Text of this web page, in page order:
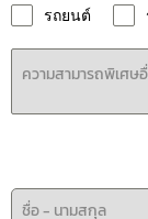
รถยนต์